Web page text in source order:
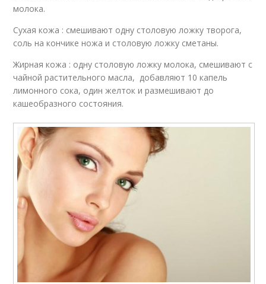
молока.
Сухая кожа : смешивают одну столовую ложку творога,
соль на кончике ножа и столовую ложку сметаны.
Жирная кожа : одну столовую ложку молока, смешивают с
чайной растительного масла, добавляют 10 капель
лимонного сока, один желток и размешивают до
кашеобразного состояния.